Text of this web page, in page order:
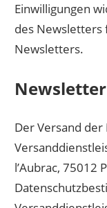
Einwilligungen
des Newsletters
Newsletters.
Der Versand
l’Aubrac, 75012